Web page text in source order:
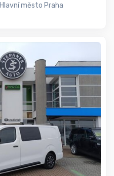
Hlavní město Praha